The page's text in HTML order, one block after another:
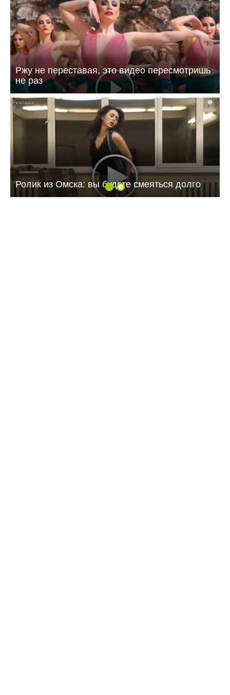
Ржу не переставая, это видео пересмотришь
не раз
i
Ролик из Омска: вы будете смеяться долго